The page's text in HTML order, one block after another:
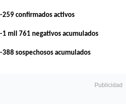
-259 confirmados activos
-1 mil 761 negativos acumulados
-388 sospechosos acumulados